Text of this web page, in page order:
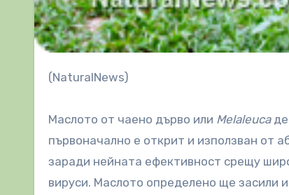
(NaturalNews)
Маслото от чаено дърво или Melaleuca
първоначално е открит и използван от
заради нейната ефективност срещу
вируси. Маслото определено ще засили